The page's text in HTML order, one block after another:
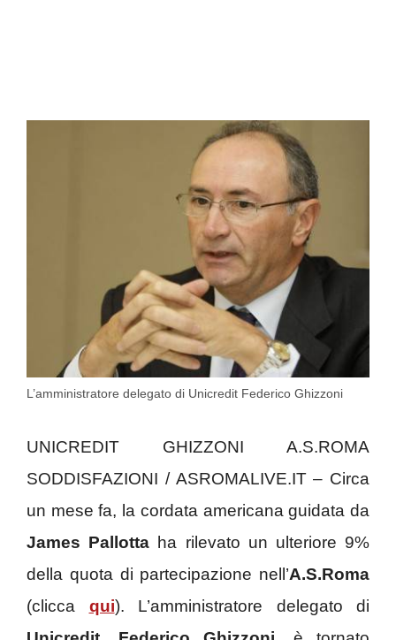
L’amministratore delegato di Unicredit Federico Ghizzoni
UNICREDIT GHIZZONI A.S.ROMA
SODDISFAZIONI / ASROMALIVE.IT – Circa
un mese fa, la cordata americana guidata da
James Pallotta ha rilevato un ulteriore 9%
della quota di partecipazione nell’A.S.Roma
(clicca qui). L’amministratore delegato di